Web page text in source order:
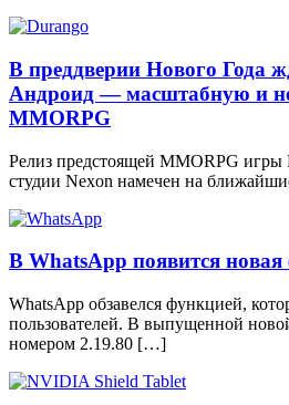
В преддверии Нового Года
Андроид — масштабную и
MMORPG
Релиз предстоящей MMORPG игры
студии Nexon намечен на
В WhatsApp появится
WhatsApp обзавелся функцией,
пользователей. В выпущенной
номером 2.19.80 […]